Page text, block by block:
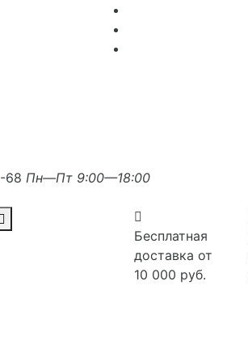
68 Пн—Пт 9:00—18:00
Бесплатная
доставка от
10 000 руб.